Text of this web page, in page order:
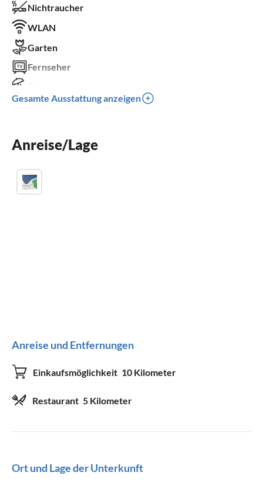
Nichtraucher
WLAN
Garten
Fernseher
Spülmaschine
Kamin
Gesamte Ausstattung anzeigen
Anreise/Lage
Anreise und Entfernungen
Einkaufsmöglichkeit 10 Kilometer
Restaurant 5 Kilometer
Ort und Lage der Unterkunft